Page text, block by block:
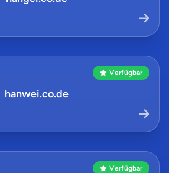
Verfügbar
hanwei.co.de
Verfügbar